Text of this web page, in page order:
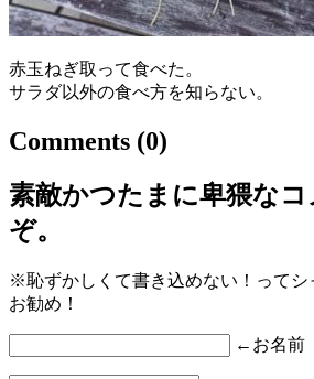
赤玉ねぎ取って食べた。
サラダ以外の食べ方を知らない。
Comments (0)
素敵かつたまに卑猥なコ
ぞ。
※恥ずかしくて書き込めない！ってシ
お勧め！
←お名前